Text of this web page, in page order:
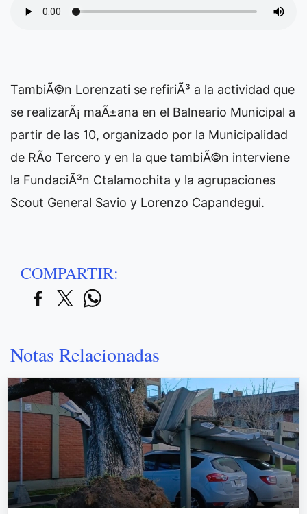
TambiÃ©n Lorenzati se refiriÃ³ a la actividad que
se realizarÃ¡ maÃ±ana en el Balneario Municipal a
partir de las 10, organizado por la Municipalidad
de RÃ­o Tercero y en la que tambiÃ©n interviene
la FundaciÃ³n Ctalamochita y la agrupaciones
Scout General Savio y Lorenzo Capandegui.
COMPARTIR:
Notas Relacionadas